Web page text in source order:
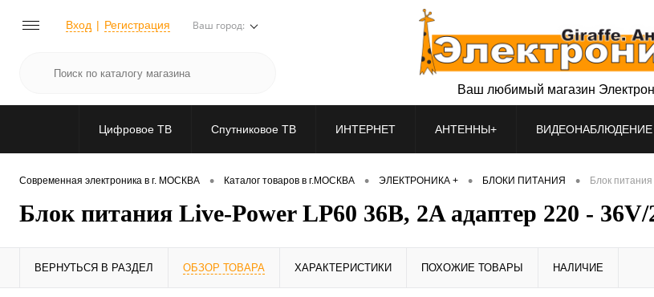
Вход Регистрация Ваш город:
Ваш любимый магазин
Цифровое ТВ Спутниковое ТВ ИНТЕРНЕТ АНТЕННЫ+ ВИДЕОНАБЛЮДЕНИЕ
Современная электроника в г. МОСКВА • Каталог товаров в г.МОСКВА • ЭЛЕКТРОНИКА + • БЛОКИ ПИТАНИЯ • Блок
Блок питания Live-Power LP60 36В, 2A адаптер 220 -
ВЕРНУТЬСЯ В РАЗДЕЛ ОБЗОР ТОВАРА ХАРАКТЕРИСТИКИ ПОХОЖИЕ ТОВАРЫ НАЛИЧИЕ